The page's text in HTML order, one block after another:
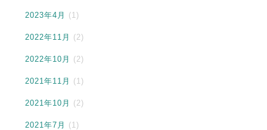
2023年4月 (1)
2022年11月 (2)
2022年10月 (2)
2021年11月 (1)
2021年10月 (2)
2021年7月 (1)